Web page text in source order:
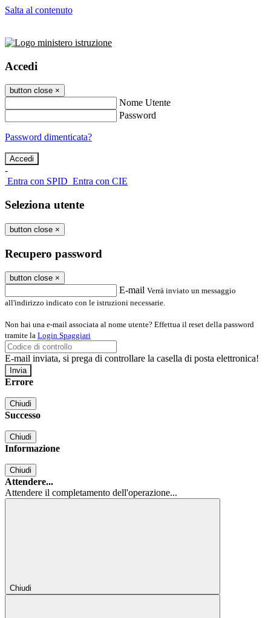
Salta al contenuto
Accedi
button close ×
Nome Utente
Password
Password dimenticata?
-
Entra con SPID Entra con CIE
Seleziona utente
button close ×
Recupero password
button close ×
E-mail Verrà inviato un messaggio
all'indirizzo indicato con le istruzioni necessarie.
Non hai una e-mail associata al nome utente? Effettua il reset della password
tramite la Login Spaggiari
E-mail inviata, si prega di controllare la casella di posta elettronica!
Errore
Chiudi
Successo
Chiudi
Informazione
Chiudi
Attendere...
Attendere il completamento dell'operazione...
Chiudi